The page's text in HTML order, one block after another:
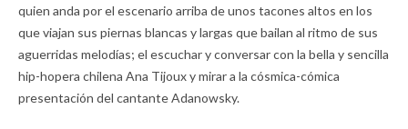
quien anda por el escenario arriba de unos tacones altos en los
que viajan sus piernas blancas y largas que bailan al ritmo de sus
aguerridas melodías; el escuchar y conversar con la bella y sencilla
hip-hopera chilena Ana Tijoux y mirar a la cósmica-cómica
presentación del cantante Adanowsky.